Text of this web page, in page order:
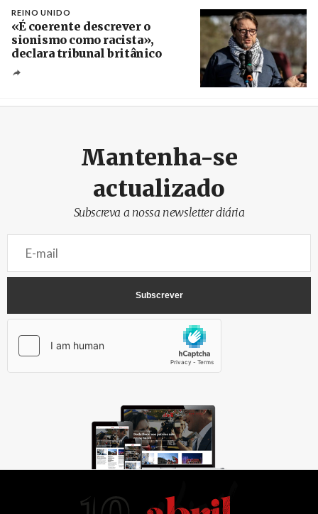
REINO UNIDO
«É coerente descrever o
sionismo como racista»,
declara tribunal britânico
Mantenha-se
actualizado
Subscreva a nossa newsletter diária